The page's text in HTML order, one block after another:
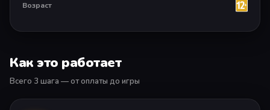
Возраст
Как это работает
Всего 3 шага — от оплаты до игры